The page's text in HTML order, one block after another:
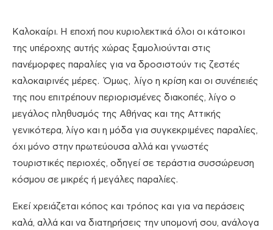
Καλοκαίρι. Η εποχή που κυριολεκτικά όλοι οι κάτοικοι
της υπέροχης αυτής χώρας ξαμολιούνται στις
πανέμορφες παραλίες για να δροσιστούν τις ζεστές
καλοκαιρινές μέρες. Όμως, λίγο η κρίση και οι συνέπειές
της που επιτρέπουν περιορισμένες διακοπές, λίγο ο
μεγάλος πληθυσμός της Αθήνας και της Αττικής
γενικότερα, λίγο και η μόδα για συγκεκριμένες παραλίες,
όχι μόνο στην πρωτεύουσα αλλά και γνωστές
τουριστικές περιοχές, οδηγεί σε τεράστια συσσώρευση
κόσμου σε μικρές ή μεγάλες παραλίες.
Εκεί χρειάζεται κόπος και τρόπος και για να περάσεις
καλά, αλλά και να διατηρήσεις την υπομονή σου, ανάλογα